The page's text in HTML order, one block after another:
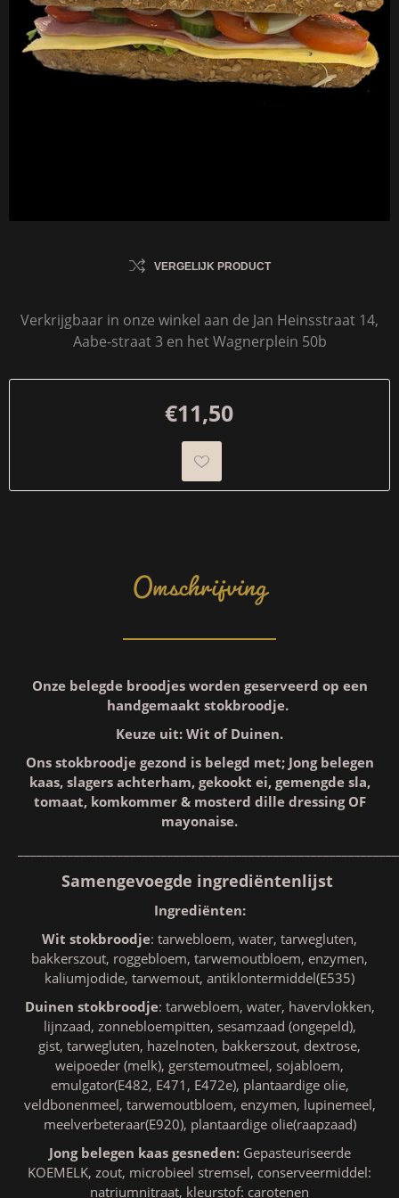
VERGELIJK PRODUCT
Verkrijgbaar in onze winkel aan de Jan Heinsstraat 14,
Aabe-straat 3 en het Wagnerplein 50b
€11,50
Omschrijving
Onze belegde broodjes worden geserveerd op een
handgemaakt stokbroodje.
Keuze uit: Wit of Duinen.
Ons stokbroodje gezond is belegd met; Jong belegen
kaas, slagers achterham, gekookt ei, gemengde sla,
tomaat, komkommer & mosterd dille dressing OF
mayonaise.
Samengevoegde ingrediëntenlijst
Ingrediënten:
Wit stokbroodje: tarwebloem, water, tarwegluten,
bakkerszout, roggebloem, tarwemoutbloem, enzymen,
kaliumjodide, tarwemout, antiklontermiddel(E535)
Duinen stokbroodje: tarwebloem, water, havervlokken,
lijnzaad, zonnebloempitten, sesamzaad (ongepeld),
gist, tarwegluten, hazelnoten, bakkerszout, dextrose,
weipoeder (melk), gerstemoutmeel, sojabloem,
emulgator(E482, E471, E472e), plantaardige olie,
veldbonenmeel, tarwemoutbloem, enzymen, lupinemeel,
meelverbeteraar(E920), plantaardige olie(raapzaad)
Jong belegen kaas gesneden:Gepasteuriseerde
KOEMELK, zout, microbieel stremsel, conserveermiddel:
natriumnitraat, kleurstof: carotenen